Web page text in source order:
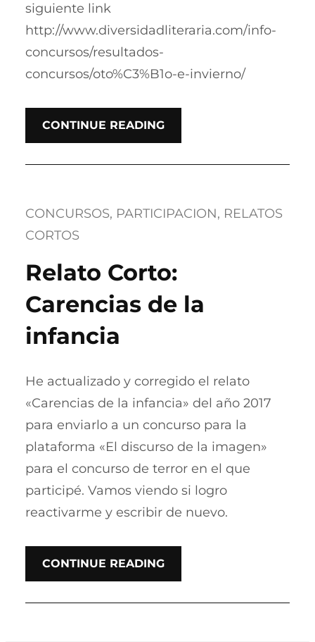
siguiente link
http://www.diversidadliteraria.com/info-
concursos/resultados-
concursos/oto%C3%B1o-e-invierno/
CONTINUE READING
CONCURSOS, PARTICIPACION, RELATOS
CORTOS
Relato Corto:
Carencias de la
infancia
He actualizado y corregido el relato
«Carencias de la infancia» del año 2017
para enviarlo a un concurso para la
plataforma «El discurso de la imagen»
para el concurso de terror en el que
participé. Vamos viendo si logro
reactivarme y escribir de nuevo.
CONTINUE READING